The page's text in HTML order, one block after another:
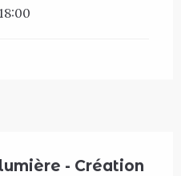
- Création